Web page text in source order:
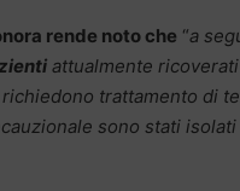
rende noto che “a
attualmente
trattamento di
sono stati